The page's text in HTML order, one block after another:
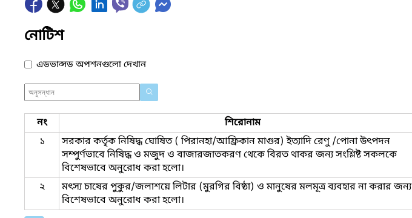
নোটিশ
এডভান্সড অপশনগুলো দেখান
নং শিরোনাম
১
সরকার কর্তৃক নিষিদ্ধ ঘোষিত ( পিরানহা/আফ্রিকান মাগুর) ইত্যাদি রেণু /পোনা উৎপদন
সম্পুর্ণভাবে নিষিদ্ধ ও মজুদ ও বাজারজাতকরণ থেকে বিরত থাকর জন্য সংশ্লিষ্ট সকলকে
বিশেষভাবে অনুরোধ করা হলো।
২
মৎস্য চাষের পুকুর/জলাশয়ে লিটার (মুরগির বিষ্ঠা) ও মানুষের মলমূত্র ব্যবহার না করার জন্য
বিশেষভাবে অনুরোধ করা হলো।